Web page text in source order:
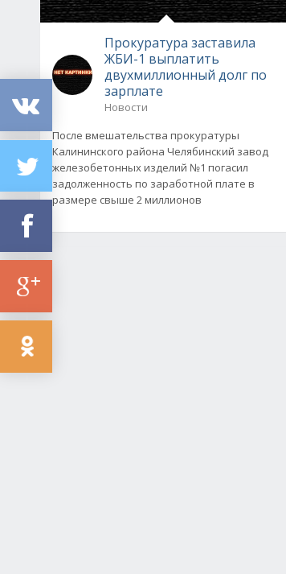
Прокуратура заставила
ЖБИ-1 выплатить
двухмиллионный долг по
зарплате
Новости
После вмешательства прокуратуры
Калининского района Челябинский завод
железобетонных изделий №1 погасил
задолженность по заработной плате в
размере свыше 2 миллионов